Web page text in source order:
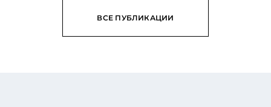
ВСЕ ПУБЛИКАЦИИ